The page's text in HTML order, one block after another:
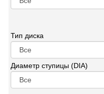
Тип диска
Диаметр ступицы (DIA)